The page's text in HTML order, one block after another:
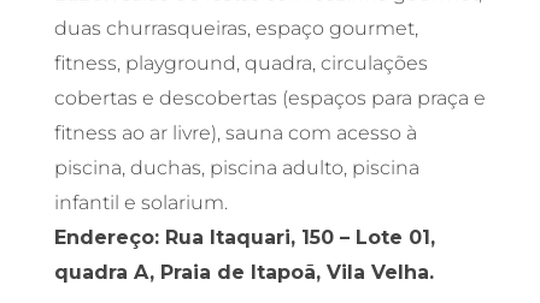
duas churrasqueiras, espaço gourmet,
fitness, playground, quadra, circulações
cobertas e descobertas (espaços para praça e
fitness ao ar livre), sauna com acesso à
piscina, duchas, piscina adulto, piscina
infantil e solarium.
Endereço: Rua Itaquari, 150 – Lote 01,
quadra A, Praia de Itapoã, Vila Velha.